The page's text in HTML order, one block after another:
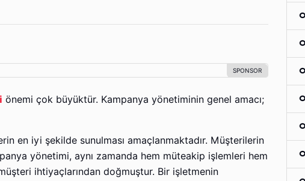
önemi çok büyüktür. Kampanya yönetiminin genel amacı;
en iyi şekilde sunulması amaçlanmaktadır. Müşterilerin
yönetimi, aynı zamanda hem müteakip işlemleri hem
ihtiyaçlarından doğmuştur. Bir işletmenin